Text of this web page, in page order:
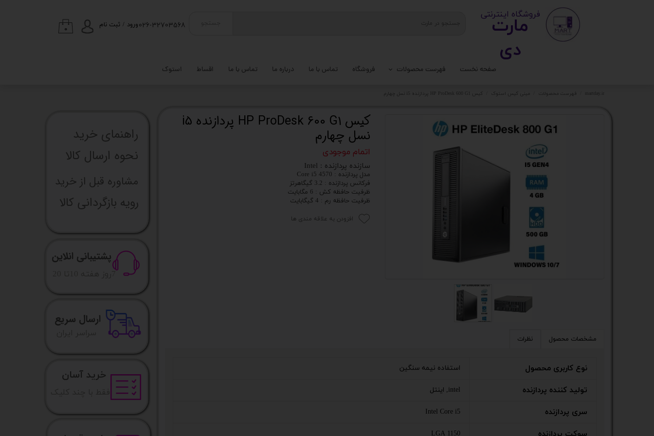
صفحه نخست فهرست محصولات
ستاپ کامل
قطعات کامپیوتر
تجهیزات ذخیره سازی
مانیتور
کامپیوتر رومیزی
لوازم جانبی کامپیوتر
کیس اداری
پک گیمینگ
فروشگاه تماس با ما درباره ما تماس با ما اقساط استوک
ورود / ثبت نام
۰
مارت
دی​​​​​​
​ ​فروشگاه اینترنتی
026-32703568
martday.ir فهرست محصولات مینی کیس استوک کیس HP ProDesk 600 G1 پردازنده i5 نسل چهارم
کیس HP ProDesk 600 G1 پردازنده i5
نسل چهارم
اتمام موجودی
سازنده پردازنده : Intel
مدل پردازنده : Core i5 4570
فرکانس پردازنده : 3.2 گیگاهرتز
ظرفیت حافظه کش : 6 مگابایت
ظرفیت حافظه رم : 4 گیگابایت
افزودن به علاقه مندی ها
مشخصات محصول نظرات
نوع کاربری محصول استفاده نیمه سنگین
تولید کننده پردازنده intel, اینتل
سری پردازنده Intel Core i5
LGA 1150
راهنما​​​​​​​​​​​​​​ی خرید
نحوه ارسال کالا
مشاوره قبل از خرید
رویه بازگردانی کالا
پشتیبانی انلاین
ارسال سریع
خرید آسان